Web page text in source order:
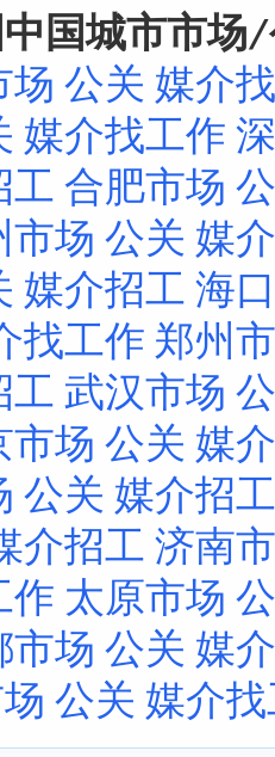
国城市市场
场 公关 媒介
媒介找工作
工 合肥市场
市场 公关 媒
媒介招工 海
找工作 郑州
工 武汉市场
市场 公关 媒
公关 媒介招工
介招工 济南
作 太原市场
市场 公关 媒
公关 媒介